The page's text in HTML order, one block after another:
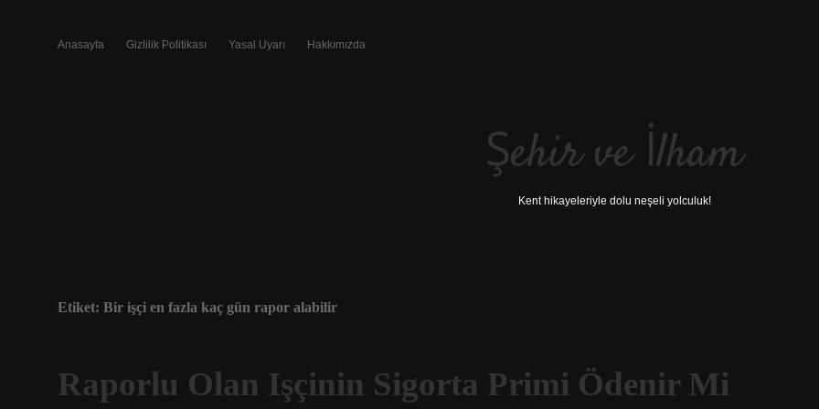
Anasayfa Gizlilik Politikası Yasal Uyarı Hakkımızda
Şehir ve İlham
Kent hikayeleriyle dolu neşeli yolculuk!
Etiket: Bir işçi en fazla kaç gün rapor alabilir
Raporlu Olan Işçinin Sigorta Primi Ödenir Mi